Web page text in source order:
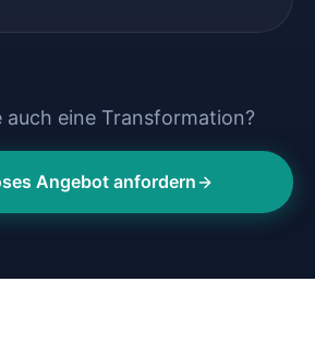
auch eine Transformation?
Angebot anfordern